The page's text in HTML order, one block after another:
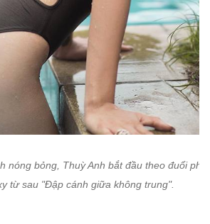
nóng bỏng, Thuỳ Anh bắt đầu theo đuổi
từ sau "Đập cánh giữa không trung".